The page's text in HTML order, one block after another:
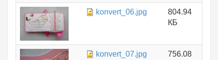
konvert_06.jpg
804.94
КБ
konvert_07.jpg
756.08